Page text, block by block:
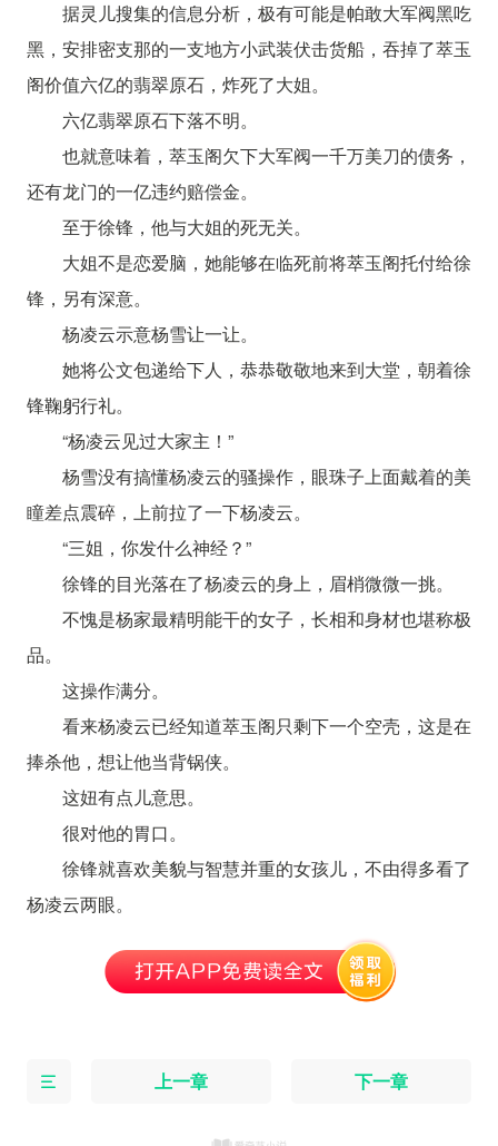
据灵儿搜集的信息分析，极有可能是帕敢大军阀黑吃
黑，安排密支那的一支地方小武装伏击货船，吞掉了萃玉
阁价值六亿的翡翠原石，炸死了大姐。
六亿翡翠原石下落不明。
也就意味着，萃玉阁欠下大军阀一千万美刀的债务，
还有龙门的一亿违约赔偿金。
至于徐锋，他与大姐的死无关。
大姐不是恋爱脑，她能够在临死前将萃玉阁托付给徐
锋，另有深意。
杨凌云示意杨雪让一让。
她将公文包递给下人，恭恭敬敬地来到大堂，朝着徐
锋鞠躬行礼。
“杨凌云见过大家主！”
杨雪没有搞懂杨凌云的骚操作，眼珠子上面戴着的美
瞳差点震碎，上前拉了一下杨凌云。
“三姐，你发什么神经？”
徐锋的目光落在了杨凌云的身上，眉梢微微一挑。
不愧是杨家最精明能干的女子，长相和身材也堪称极
品。
这操作满分。
看来杨凌云已经知道萃玉阁只剩下一个空壳，这是在
捧杀他，想让他当背锅侠。
这妞有点儿意思。
很对他的胃口。
徐锋就喜欢美貌与智慧并重的女孩儿，不由得多看了
杨凌云两眼。
上一章 下一章